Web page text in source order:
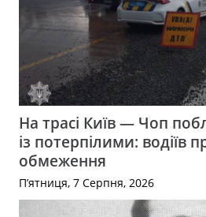
На трасі Київ — Чоп
із потерпілими: водіїв
обмеження
П’ятниця, 7 Серпня, 2026